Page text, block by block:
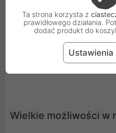
Wielkie możliwości w
Ta strona korzysta z
prawidłowego działania.
dodać produkt do
Ustawienia